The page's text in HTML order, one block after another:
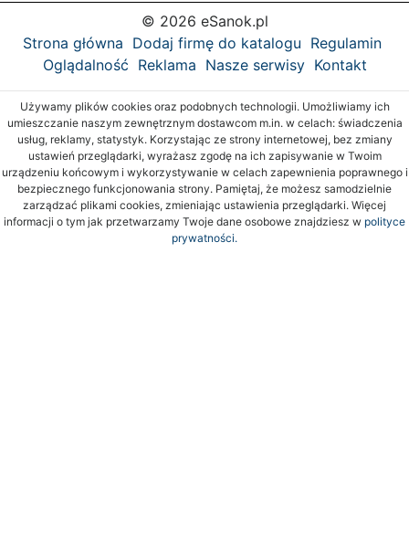
© 2026 eSanok.pl
Strona główna Dodaj firmę do katalogu Regulamin
Oglądalność Reklama Nasze serwisy Kontakt
Używamy plików cookies oraz podobnych technologii. Umożliwiamy ich
umieszczanie naszym zewnętrznym dostawcom m.in. w celach: świadczenia
usług, reklamy, statystyk. Korzystając ze strony internetowej, bez zmiany
ustawień przeglądarki, wyrażasz zgodę na ich zapisywanie w Twoim
urządzeniu końcowym i wykorzystywanie w celach zapewnienia poprawnego i
bezpiecznego funkcjonowania strony. Pamiętaj, że możesz samodzielnie
zarządzać plikami cookies, zmieniając ustawienia przeglądarki. Więcej
informacji o tym jak przetwarzamy Twoje dane osobowe znajdziesz w polityce
prywatności.